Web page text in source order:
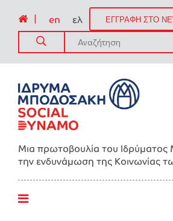
en ελ ΕΓΓΡΑΦΗ ΣΤΟ
Μια πρωτοβουλία του Ιδρύματος
την ενδυνάμωση της Kοινωνίας